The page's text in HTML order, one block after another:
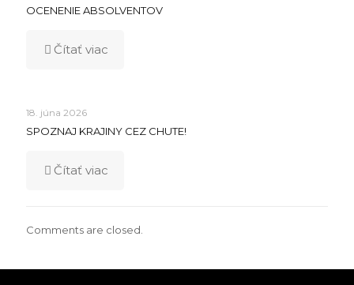
OCENENIE ABSOLVENTOV
Čítať viac
18. júna 2026
SPOZNAJ KRAJINY CEZ CHUTE!
Čítať viac
Comments are closed.